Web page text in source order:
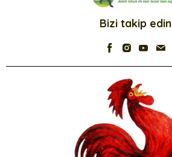
Bizi takip edin